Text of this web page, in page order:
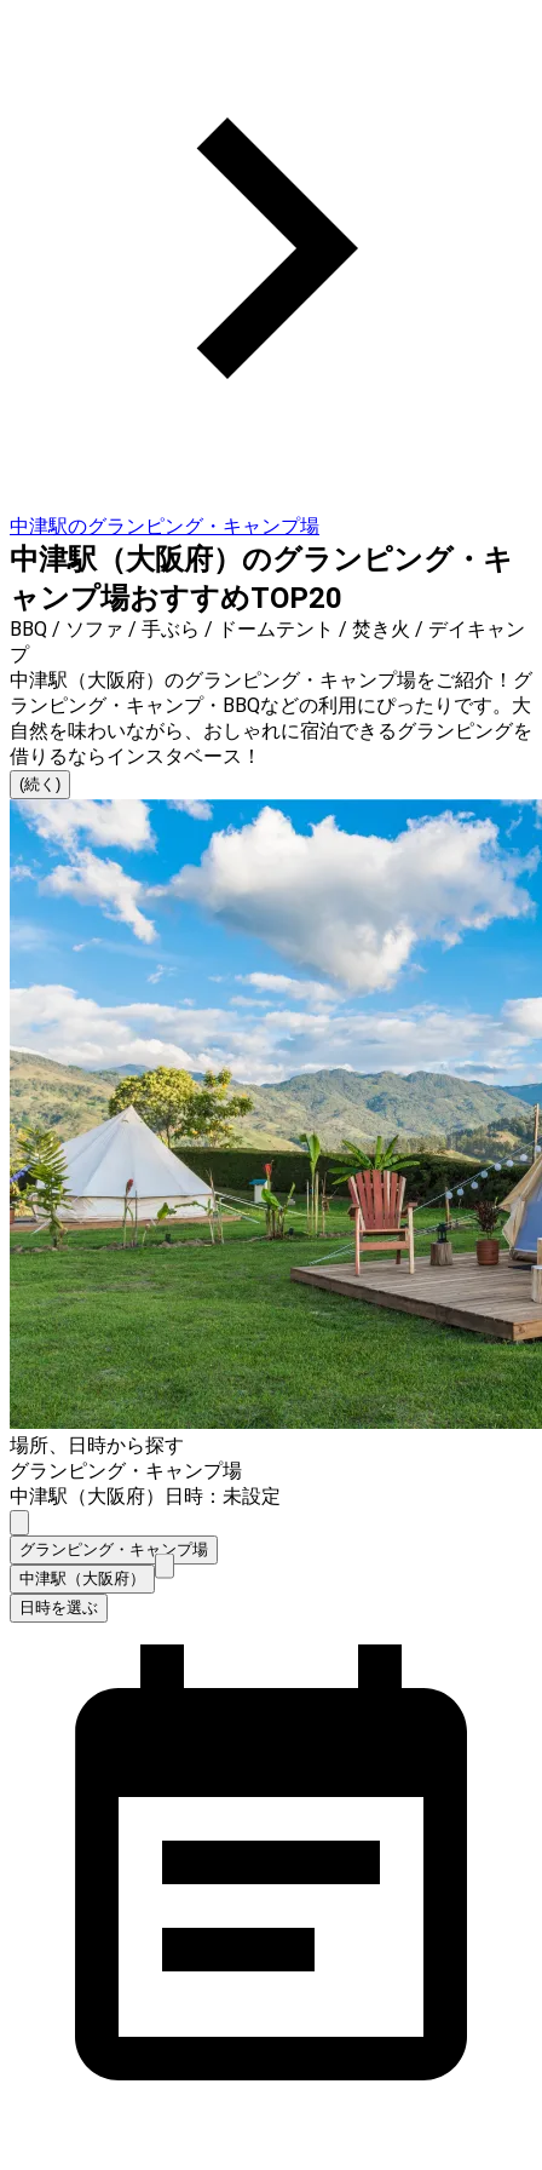
中津駅のグランピング・キャンプ場
中津駅（大阪府）のグランピング・キ
ャンプ場おすすめTOP20
BBQ / ソファ / 手ぶら / ドームテント / 焚き火 / デイキャン
プ
中津駅（大阪府）のグランピング・キャンプ場をご紹介！グ
ランピング・キャンプ・BBQなどの利用にぴったりです。大
自然を味わいながら、おしゃれに宿泊できるグランピングを
借りるならインスタベース！
(続く)
場所、日時から探す
グランピング・キャンプ場
中津駅（大阪府）
日時：未設定
グランピング・キャンプ場
中津駅（大阪府）
日時を選ぶ